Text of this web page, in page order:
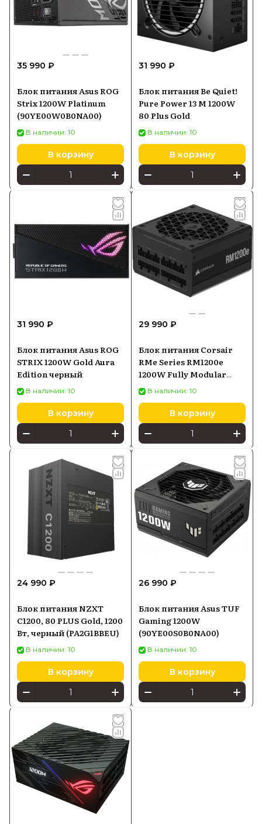
35 990 ₽
Блок питания Asus ROG
Strix 1200W Platinum
(90YE00W0B0NA00)
В наличии: 10
В корзину
31 990 ₽
Блок питания Be Quiet!
Pure Power 13 M 1200W
80 Plus Gold
В наличии: 10
В корзину
31 990 ₽
Блок питания Asus ROG
STRIX 1200W Gold Aura
Edition черный
В наличии: 10
В корзину
29 990 ₽
Блок питания Corsair
RMe Series RM1200e
1200W Fully Modular
80PLUS Gold ATX Power
Supply (CP9020258EU)
В наличии: 10
В корзину
24 990 ₽
Блок питания NZXT
C1200, 80 PLUS Gold, 1200
Вт, черный (PA2G1BBEU)
В наличии: 10
В корзину
26 990 ₽
Блок питания Asus TUF
Gaming 1200W
(90YE00S0B0NA00)
В наличии: 10
В корзину